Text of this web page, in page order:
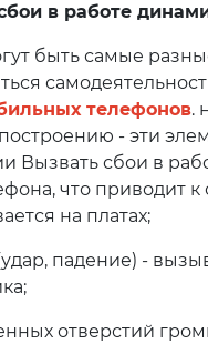
в работе
быть самые
телефонов.
- эти
Вызвать сбои в
что приводит
на платах;
падение) -
отверстий